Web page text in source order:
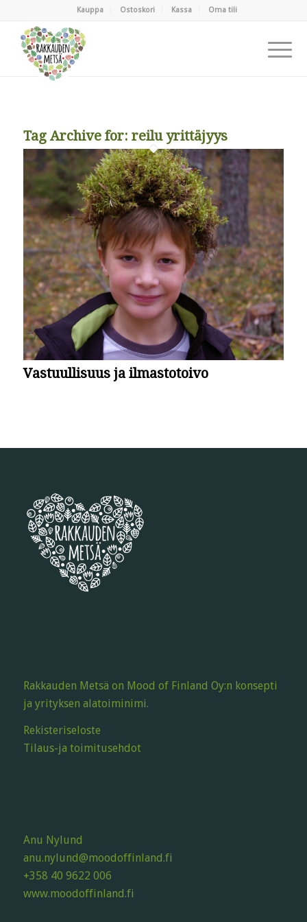
Kauppa Ostoskori Kassa Oma tili
Tag Archive for: reilu yrittäjyys
Vastuullisuus ja ilmastotoivo
Rakkauden Metsä on Mood of Finland Oy:n konsepti
ja yrityksen alatoiminimi.
Rekisteriseloste
Tilaus-ja toimitusehdot
Anu Nylund
anu.nylund@moodoffinland.fi
+358 40 9622 006
www.moodoffinland.fi